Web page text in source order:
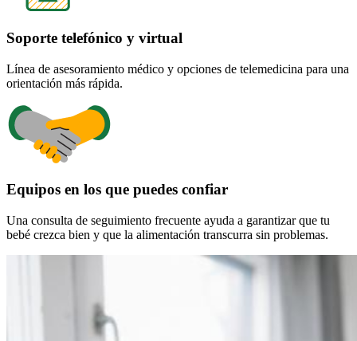
Soporte telefónico y virtual
Línea de asesoramiento médico y opciones de telemedicina para una
orientación más rápida.
Equipos en los que puedes confiar
Una consulta de seguimiento frecuente ayuda a garantizar que tu
bebé crezca bien y que la alimentación transcurra sin problemas.